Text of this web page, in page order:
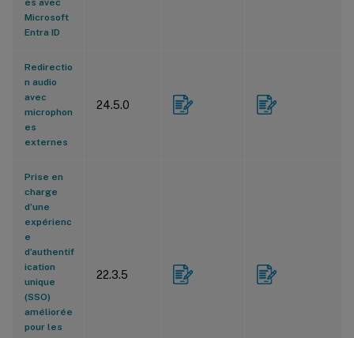
Microsoft
Entra ID
Redirectio
n audio
avec
microphon
es
externes
24.5.0
Prise en
charge
d’une
expérienc
e
d’authentif
ication
unique
(SSO)
améliorée
pour les
22.3.5